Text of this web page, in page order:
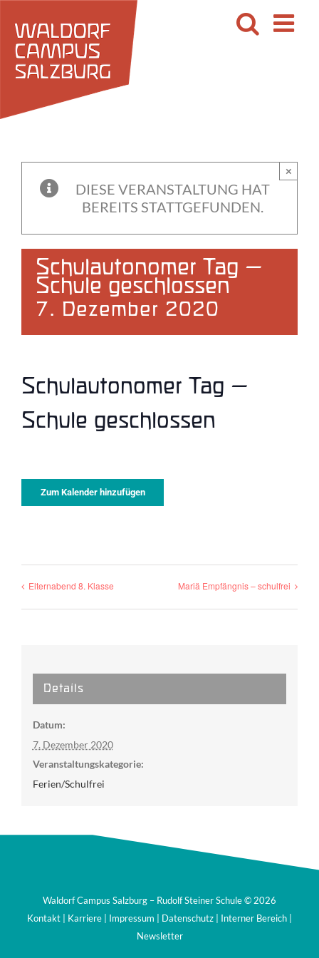
Inhalt
springen
DIESE VERANSTALTUNG HAT
BEREITS STATTGEFUNDEN.
×
Schulautonomer Tag –
Schule geschlossen
7. Dezember 2020
Schulautonomer Tag –
Schule geschlossen
Zum Kalender hinzufügen
Elternabend 8. Klasse Mariä Empfängnis – schulfrei
Details
Datum:
7. Dezember 2020
Veranstaltungskategorie:
Ferien/Schulfrei
Waldorf Campus Salzburg – Rudolf Steiner Schule ©2026
Kontakt
Karriere Impressum Datenschutz Interner Bereich
Newsletter